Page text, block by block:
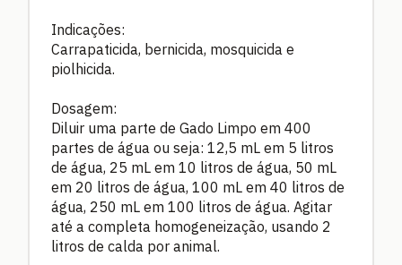
Indicações:
Carrapaticida, bernicida, mosquicida e
piolhicida.
Dosagem:
Diluir uma parte de Gado Limpo em 400
partes de água ou seja: 12,5 mL em 5 litros
de água, 25 mL em 10 litros de água, 50 mL
em 20 litros de água, 100 mL em 40 litros de
água, 250 mL em 100 litros de água. Agitar
até a completa homogeneização, usando 2
litros de calda por animal.